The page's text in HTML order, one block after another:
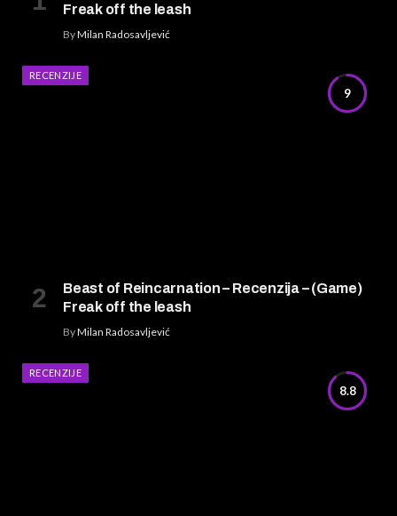
Freak off the leash
ByMilan Radosavljević
9
RECENZIJE
Beast of Reincarnation – Recenzija – (Game)
Freak off the leash
ByMilan Radosavljević
8.8
RECENZIJE